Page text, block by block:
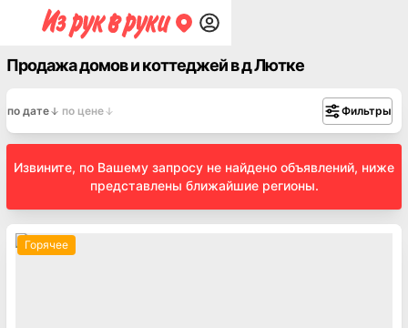
Продажа домов и коттеджей в д Лютке
по дате по цене Фильтры
Извините, по Вашему запросу не найдено объявлений, ниже
представлены ближайшие регионы.
Горячее